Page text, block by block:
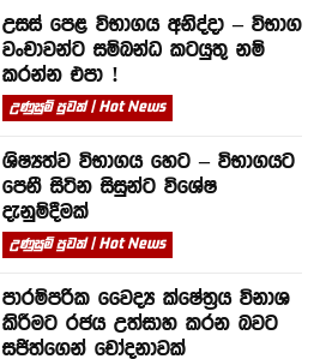
උසස් පෙළ විභාගය අනිද්දා – විභාග
වංචාවන්ට සම්බන්ධ කටයුතු නම්
කරන්න එපා !
උණුසුම් පුවත් | Hot News
ශිෂ්‍යත්ව විභාගය හෙට – විභාගයට
පෙනී සිටින සිසුන්ට විශේෂ
දැනුම්දීමක්
උණුසුම් පුවත් | Hot News
පාරම්පරික වෛද්‍ය ක්ෂේත්‍රය විනාශ
කිරීමට රජය උත්සාහ කරන බවට
සජිත්ගෙන් චෝදනාවක්